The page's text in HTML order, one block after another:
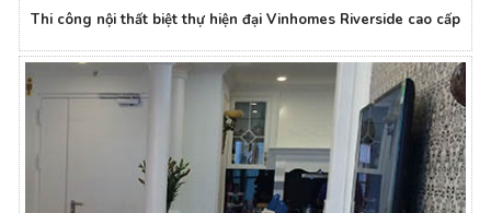
Thi công nội thất biệt thự hiện đại Vinhomes Riverside cao cấp